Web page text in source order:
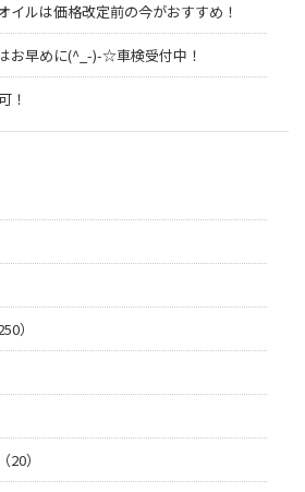
イルは価格改定前の今がおすすめ！
お早めに(^_-)-☆車検受付中！
！
）
）